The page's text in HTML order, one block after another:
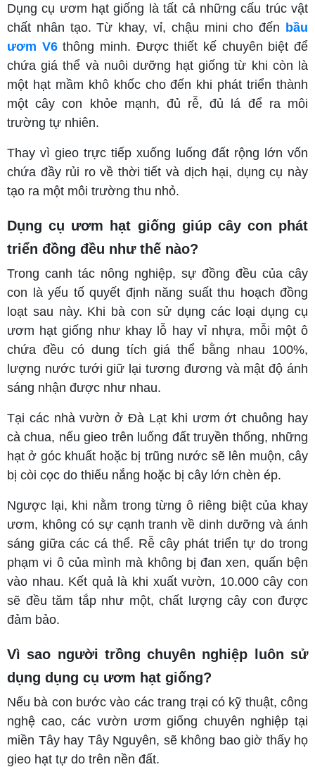
Dụng cụ ươm hạt giống là tất cả những cấu trúc vật
chất nhân tạo. Từ khay, vỉ, chậu mini cho đến bầu
ươm V6thông minh. Được thiết kế chuyên biệt để
chứa giá thể và nuôi dưỡng hạt giống từ khi còn là
một hạt mầm khô khốc cho đến khi phát triển thành
một cây con khỏe mạnh, đủ rễ, đủ lá để ra môi
trường tự nhiên.
Thay vì gieo trực tiếp xuống luống đất rộng lớn vốn
chứa đầy rủi ro về thời tiết và dịch hại, dụng cụ này
tạo ra một môi trường thu nhỏ.
Dụng cụ ươm hạt giống giúp cây con phát
triển đồng đều như thế nào?
Trong canh tác nông nghiệp, sự đồng đều của cây
con là yếu tố quyết định năng suất thu hoạch đồng
loạt sau này. Khi bà con sử dụng các loại dụng cụ
ươm hạt giống như khay lỗ hay vỉ nhựa, mỗi một ô
chứa đều có dung tích giá thể bằng nhau 100%,
lượng nước tưới giữ lại tương đương và mật độ ánh
sáng nhận được như nhau.
Tại các nhà vườn ở Đà Lạt khi ươm ớt chuông hay
cà chua, nếu gieo trên luống đất truyền thống, những
hạt ở góc khuất hoặc bị trũng nước sẽ lên muộn, cây
bị còi cọc do thiếu nắng hoặc bị cây lớn chèn ép.
Ngược lại, khi nằm trong từng ô riêng biệt của khay
ươm, không có sự cạnh tranh về dinh dưỡng và ánh
sáng giữa các cá thể. Rễ cây phát triển tự do trong
phạm vi ô của mình mà không bị đan xen, quấn bện
vào nhau. Kết quả là khi xuất vườn, 10.000 cây con
sẽ đều tăm tắp như một, chất lượng cây con được
đảm bảo.
Vì sao người trồng chuyên nghiệp luôn sử
dụng dụng cụ ươm hạt giống?
Nếu bà con bước vào các trang trại có kỹ thuật, công
nghệ cao, các vườn ươm giống chuyên nghiệp tại
miền Tây hay Tây Nguyên, sẽ không bao giờ thấy họ
gieo hạt tự do trên nền đất.